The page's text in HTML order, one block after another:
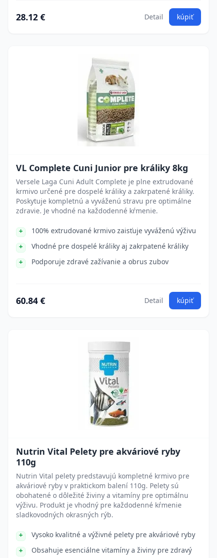
28.12 € Detail kúpiť
VL Complete Cuni Junior pre králiky 8kg
Versele Laga Cuni Adult Complete je plne extrudované
krmivo určené pre dospelé králiky a zakrpatené králiky.
Poskytuje kompletnú a vyváženú stravu pre optimálne
zdravie. Je vhodné na každodenné kŕmenie.
100% extrudované krmivo zaisťuje vyváženú výživu
Vhodné pre dospelé králiky aj zakrpatené králiky
Podporuje zdravé zažívanie a obrus zubov
60.84 € Detail kúpiť
Nutrin Vital Pelety pre akváriové ryby
110g
Nutrin Vital pelety predstavujú kompletné krmivo pre
akváriové ryby v praktickom balení 110g. Pelety sú
obohatené o dôležité živiny a vitamíny pre optimálnu
výživu. Produkt je vhodný pre každodenné kŕmenie
sladkovodných okrasných rýb.
Vysoko kvalitné a výživné pelety pre akváriové ryby
Obsahuje esenciálne vitamíny a živiny pre zdravý